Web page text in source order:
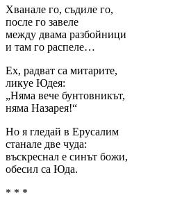
Хванале го, съдиле го,
после го завеле
между двама разбойници
и там го распеле…
Ех, радват са митарите,
ликуе Юдея:
„Няма вече бунтовникът,
няма Назарея!“
Но я гледай в Ерусалим
станале две чуда:
въскреснал е синът божи,
обесил са Юда.
* * *